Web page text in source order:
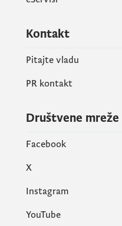
Kontakt
Pitajte vladu
PR kontakt
Društvene mreže
Facebook
X
Instagram
YouTube